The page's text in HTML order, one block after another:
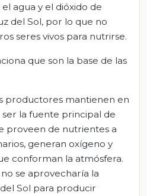
agua y el dióxido de
del Sol, por lo que no
seres vivos para nutrirse.
que son la base de las
productores mantienen en
la fuente principal de
proveen de nutrientes a
generan oxígeno y
conforman la atmósfera.
se aprovecharía la
Sol para producir